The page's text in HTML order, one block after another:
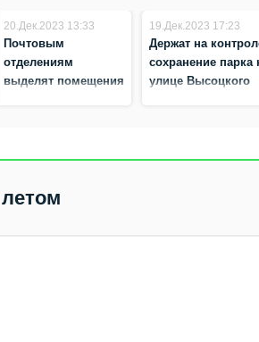
20.Дек.2023 13:33
Почтовым
отделениям
выделят помещения
19.Дек.2023 17:23
Держат на
сохранение парка
улице Высоцкого